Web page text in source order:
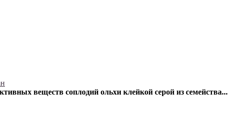
веществ соплодий ольхи клейкой серой из семейства...